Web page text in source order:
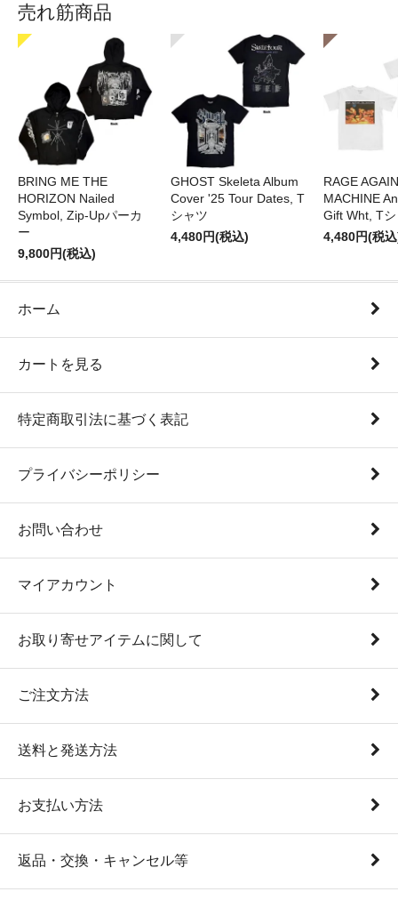
売れ筋商品
BRING ME THE
HORIZON Nailed
Symbol, Zip-Upパーカ
ー
9,800円(税込)
GHOST Skeleta Album
Cover '25 Tour Dates, T
シャツ
4,480円(税込)
RAGE
MACHINE
Gift Wht, T
4,480円(税
ホーム
カートを見る
特定商取引法に基づく表記
プライバシーポリシー
お問い合わせ
マイアカウント
お取り寄せアイテムに関して
ご注文方法
送料と発送方法
お支払い方法
返品・交換・キャンセル等